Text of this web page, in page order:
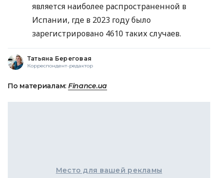
является наиболее распространенной в
Испании, где в 2023 году было
зарегистрировано 4610 таких случаев.
Татьяна Береговая
Корреспондент-редактор
По материалам: Finance.ua
Место для вашей рекламы